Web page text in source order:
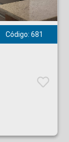
Código: 681